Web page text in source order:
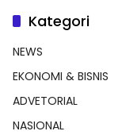
Kategori
NEWS
EKONOMI & BISNIS
ADVETORIAL
NASIONAL